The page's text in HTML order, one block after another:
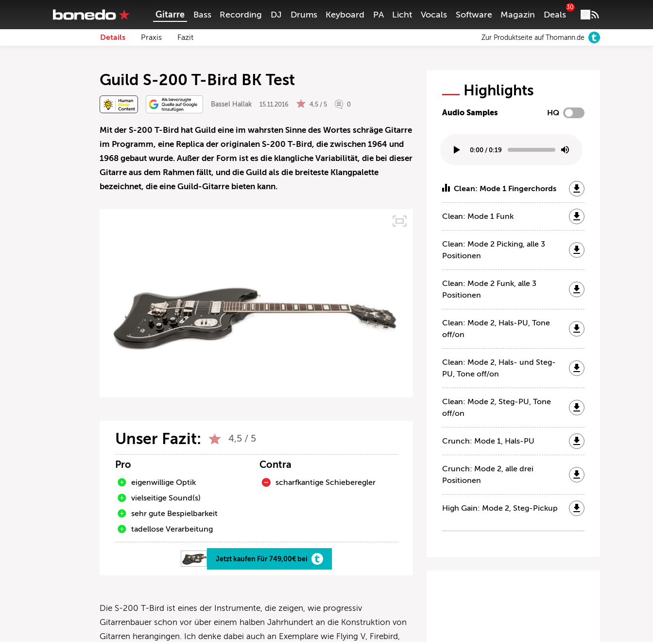
Gitarre Bass Recording DJ Drums Keyboard PA Licht Vocals Software Magazin Deals
30
Details Praxis Fazit Zur Produktseite auf Thomann.de
Guild S-200 T-Bird BK Test
Bassel Hallak 15.11.2016 4,5 / 5 0
Mit der S-200 T-Bird hat Guild eine im wahrsten Sinne des Wortes schräge Gitarre
im Programm, eine Replica der originalen S-200 T-Bird, die zwischen 1964 und
1968 gebaut wurde. Außer der Form ist es die klangliche Variabilität, die bei dieser
Gitarre aus dem Rahmen fällt, und die Guild als die breiteste Klangpalette
bezeichnet, die eine Guild-Gitarre bieten kann.
Unser Fazit: 4,5 / 5
Pro
eigenwillige Optik
vielseitige Sound(s)
sehr gute Bespielbarkeit
tadellose Verarbeitung
Contra
scharfkantige Schieberegler
Jetzt kaufen Für 749,00€ bei
Die S-200 T-Bird ist eines der Instrumente, die zeigen, wie progressiv
Gitarrenbauer schon vor über einem halben Jahrhundert an die Konstruktion von
Gitarren herangingen. Ich denke dabei auch an Exemplare wie Flying V, Firebird,
Highlights
Audio Samples HQ
0:00 / 0:19
Clean: Mode 1 Fingerchords
Clean: Mode 1 Funk
Clean: Mode 2 Picking, alle 3
Positionen
Clean: Mode 2 Funk, alle 3
Positionen
Clean: Mode 2, Hals-PU, Tone
off/on
Clean: Mode 2, Hals- und Steg-
PU, Tone off/on
Clean: Mode 2, Steg-PU, Tone
off/on
Crunch: Mode 1, Hals-PU
Crunch: Mode 2, alle drei
Positionen
High Gain: Mode 2, Steg-Pickup